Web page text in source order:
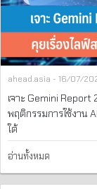
ahead.asia - 16/07/
เจาะ Gemini
พฤติกรรมการใช้งาน
ใต้
อ่านทั้งหมด